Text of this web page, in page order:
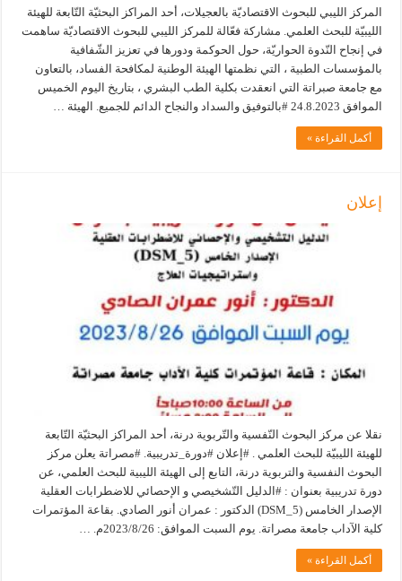
المركز الليبي للبحوث الاقتصاديّة بالعجيلات، أحد المراكز البحثيّة التّابعة للهيئة
الليبيّة للبحث العلمي. مشاركة فعّالة للمركز الليبي للبحوث الاقتصاديّة ساهمت
في إنجاح النّدوة الحواريّة، حول الحوكمة ودورها في تعزيز الشّفافية
بالمؤسسات الطبية ، التي نظمتها الهيئة الوطنية لمكافحة الفساد، بالتعاون
مع جامعة صبراتة التي انعقدت بكلية الطب البشري ، بتاريخ اليوم الخميس
الموافق 24.8.2023 #بالتوفيق والسداد والنجاح الدائم للجميع. الهيئة …
أكمل القراءة »
إعلان
نقلا عن مركز البحوث النّفسية والتّربوية درنة، أحد المراكز البحثيّة التّابعة
للهيئة الليبيّة للبحث العلمي . #إعلان #دورة_تدريبية. #مصراتة يعلن مركز
البحوث النفسية والتربوية درنة، التابع إلى الهيئة الليبية للبحث العلمي، عن
دورة تدريبية بعنوان : #الدليل التّشخيصي و الإحصائي للاضطرابات العقلية
الإصدار الخامس (DSM_5) الدكتور : عمران أنور الصادي. بقاعة المؤتمرات
كلية الآداب جامعة مصراتة. يوم السبت الموافق: 2023/8/26م. …
أكمل القراءة »